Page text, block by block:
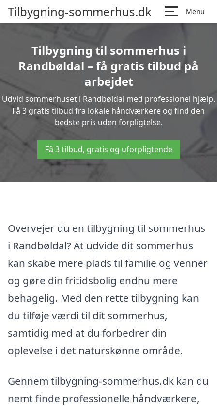
Tilbygning-sommerhus.dk Menu
Tilbygning til sommerhus i
Randbøldal – få gratis tilbud på
arbejdet
Udvid sommerhuset i Randbøldal med professionel hjælp.
Få 3 gratis tilbud fra lokale håndværkere og find den
bedste pris uden forpligtelse.
Få 3 tilbud, gratis og uforpligtende
Overvejer du en tilbygning til sommerhus
i Randbøldal? At udvide dit sommerhus
kan skabe mere plads til familie og venner
og gøre din fritidsbolig endnu mere
behagelig. Med den rette tilbygning kan
du tilføje værdi til dit sommerhus,
samtidig med at du forbedrer din
oplevelse i det naturskønne område.
Gennem tilbygning-sommerhus.dk kan du
nemt finde professionelle håndværkere,